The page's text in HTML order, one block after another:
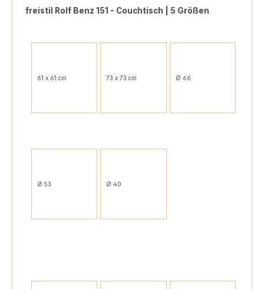
freistil Rolf Benz 151 - Couchtisch | 5 Größen
61 x 61 cm 73 x 73 cm Ø 66
Ø 53 Ø 40